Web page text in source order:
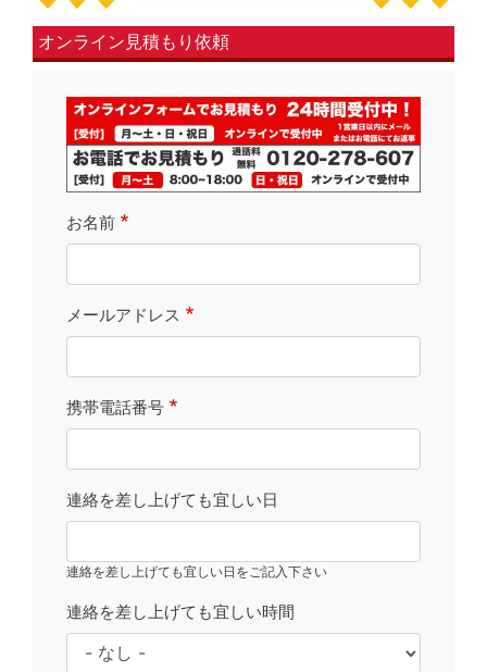
オンライン見積もり依頼
fsLeft
お名前
メールアドレス
携帯電話番号
連絡を差し上げても宜しい日
連絡を差し上げても宜しい日をご記入下さい
連絡を差し上げても宜しい時間